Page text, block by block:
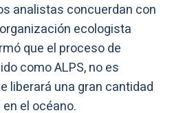
analistas concuerdan con
ecologista
que el proceso de
como ALPS, no es
liberará una gran cantidad
el océano.